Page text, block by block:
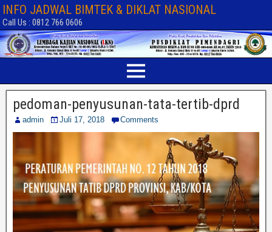
INFO JADWAL BIMTEK & DIKLAT NASIONAL
Call Us : 0812 766 0606
pedoman-penyusunan-tata-tertib-dprd
admin Juli 17, 2018 Comments